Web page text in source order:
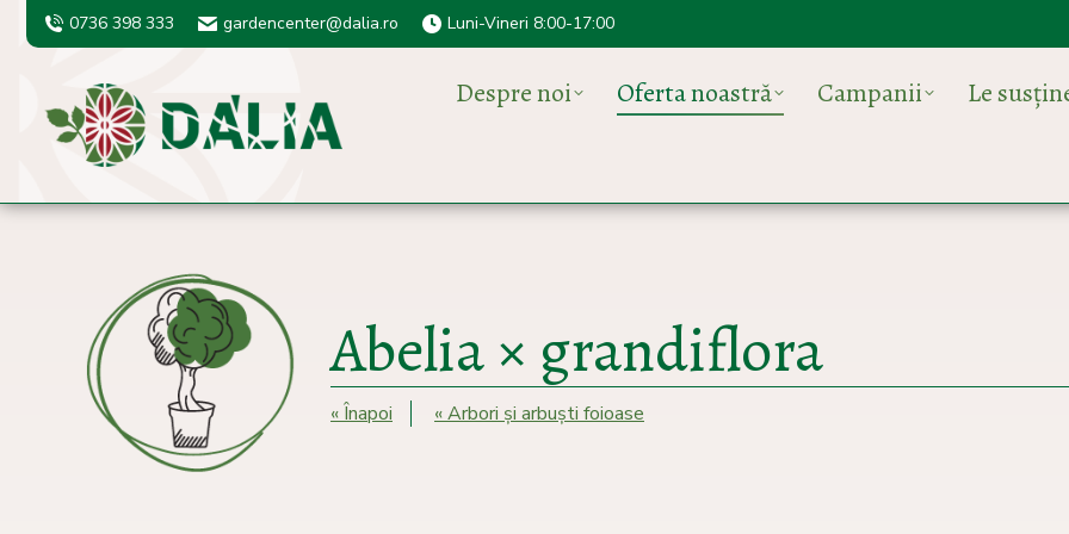
0736 398 333 gardencenter@dalia.ro Luni-Vineri 8:00-17:00
Despre noi Oferta noastră Campanii Le
Abelia × grandiflora
« Înapoi « Arbori și arbuști foioase